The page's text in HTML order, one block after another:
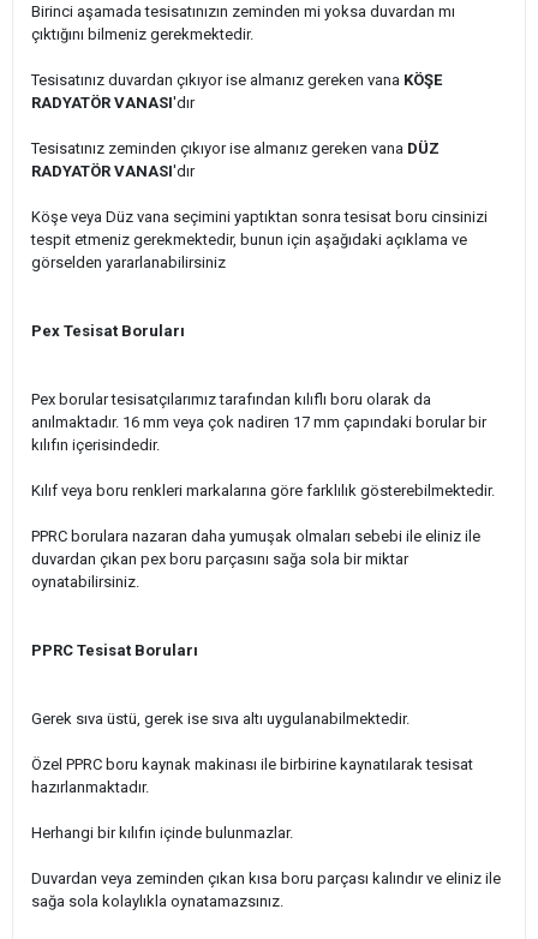
Birinci aşamada tesisatınızın zeminden mi yoksa duvardan mı
çıktığını bilmeniz gerekmektedir.
Tesisatınız duvardan çıkıyor ise almanız gereken vana KÖŞE
RADYATÖR VANASI'dır
Tesisatınız zeminden çıkıyor ise almanız gereken vana DÜZ
RADYATÖR VANASI'dır
Köşe veya Düz vana seçimini yaptıktan sonra tesisat boru cinsinizi
tespit etmeniz gerekmektedir, bunun için aşağıdaki açıklama ve
görselden yararlanabilirsiniz
Pex Tesisat Boruları
Pex borular tesisatçılarımız tarafından kılıflı boru olarak da
anılmaktadır. 16 mm veya çok nadiren 17 mm çapındaki borular bir
kılıfın içerisindedir.
Kılıf veya boru renkleri markalarına göre farklılık gösterebilmektedir.
PPRC borulara nazaran daha yumuşak olmaları sebebi ile eliniz ile
duvardan çıkan pex boru parçasını sağa sola bir miktar
oynatabilirsiniz.
PPRC Tesisat Boruları
Gerek sıva üstü, gerek ise sıva altı uygulanabilmektedir.
Özel PPRC boru kaynak makinası ile birbirine kaynatılarak tesisat
hazırlanmaktadır.
Herhangi bir kılıfın içinde bulunmazlar.
Duvardan veya zeminden çıkan kısa boru parçası kalındır ve eliniz ile
sağa sola kolaylıkla oynatamazsınız.